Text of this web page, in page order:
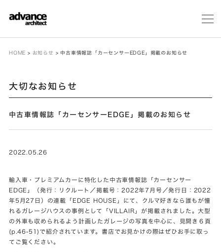
メ
HOME > お知らせ > 中古車情報誌「カーセンサーEDGE」掲載のお知らせ
大切なお知らせ
中古車情報誌「カーセンサーEDGE」掲載のお知らせ
2022.05.26
輸入車・プレミアムカーに特化した中古車情報誌「カーセンサー
EDGE」（発行：リクルート／掲載号：2022年7月号／発行日：2022
年5月27日）の連載「EDGE HOUSE」にて、クルマ好きなら誰もが憧
れるガレージハウスの事例として「VILLAIR」が掲載されました。大型
の外車も収められるよう計画したガレージの写真を中心に、見開き６頁
(p.46-51)で紹介されています。書店でお見かけの際はぜひお手に取っ
てご覧ください。